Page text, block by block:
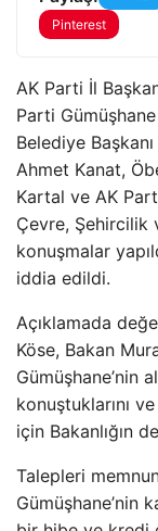
Pinterest
AK Parti İl
Parti
Belediye
Ahmet Kanat,
Kartal ve AK
Çevre, Şehircilik
konuşmalar
iddia edildi.
Açıklamada
Köse, Bakan
Gümüşhane’nin
konuştuklarını
için Bakanlığın
Talepleri
Gümüşhane’nin